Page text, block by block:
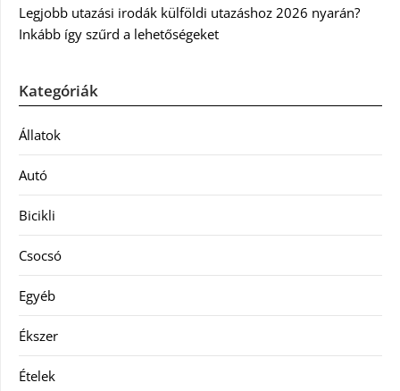
Legjobb utazási irodák külföldi utazáshoz 2026 nyarán?
Inkább így szűrd a lehetőségeket
Kategóriák
Állatok
Autó
Bicikli
Csocsó
Egyéb
Ékszer
Ételek